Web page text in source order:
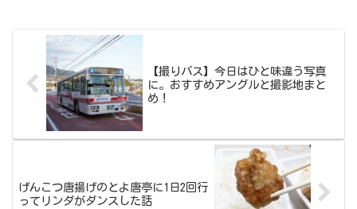
【撮りバス】今日はひと味違う写真
に。おすすめアングルと撮影地まと
め！
げんこつ唐揚げのとよ唐亭に1日2回行
ってリンダがダンスした話